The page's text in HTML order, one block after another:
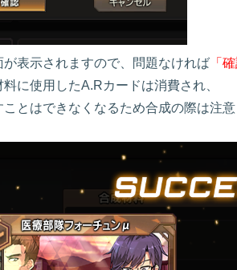
が表示されますので、問題なければ 「
に使用したA.Rカードは消費され、
ことはできなくなるため合成の際は注